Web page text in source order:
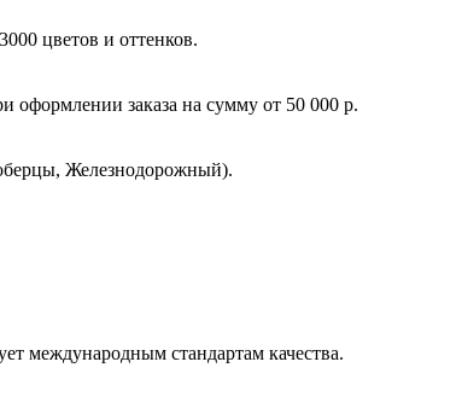
цветов и оттенков.
оформлении заказа на сумму от 50 000 р.
Железнодорожный).
международным стандартам качества.